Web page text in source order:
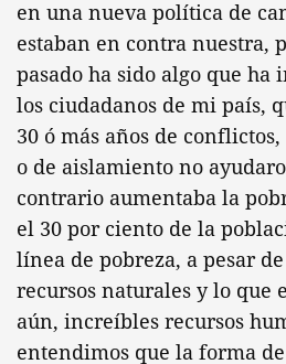
en una nueva política de
estaban en contra nuestra,
pasado ha sido algo que ha
los ciudadanos de mi país,
30 ó más años de
o de aislamiento no
contrario aumentaba la
el 30 por ciento de la
línea de pobreza, a pesar
recursos naturales y lo que
aún, increíbles recursos
entendimos que la forma